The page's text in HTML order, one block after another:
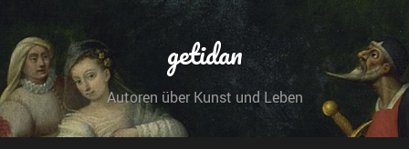
getidan
Autoren über Kunst und Leben